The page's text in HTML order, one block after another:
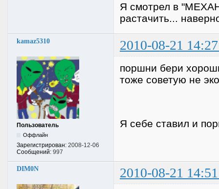
Я смотрел в
растачить...
kamaz5310 2010-08-21
Пользователь
Оффлайн
Зарегистрирован: 2008-12-06
Сообщений: 997
поршни бери
тоже советую не
Я себе ставил и
DIM0N 2010-08-21